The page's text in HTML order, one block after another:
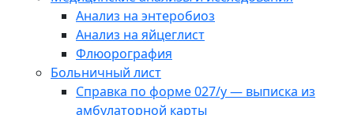
Анализ на энтеробиоз
Анализ на яйцеглист
Флюорография
Больничный лист
Справка по форме 027/у — выписка из
амбулаторной карты